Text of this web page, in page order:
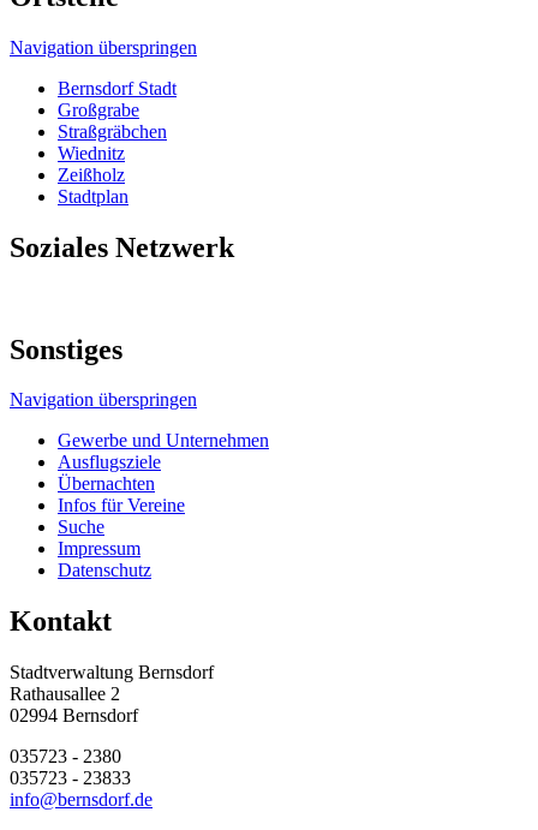
Navigation überspringen
Bernsdorf Stadt
Großgrabe
Straßgräbchen
Wiednitz
Zeißholz
Stadtplan
Soziales Netzwerk
Sonstiges
Navigation überspringen
Gewerbe und Unternehmen
Ausflugsziele
Übernachten
Infos für Vereine
Suche
Impressum
Datenschutz
Kontakt
Stadtverwaltung Bernsdorf
Rathausallee 2
02994 Bernsdorf
035723 - 2380
035723 - 23833
info@bernsdorf.de